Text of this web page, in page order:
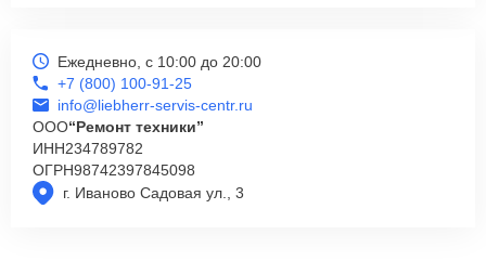
г. Иваново Садовая ул., 3
Ежедневно, с 10:00 до 20:00
+7 (800) 100-91-25
info@liebherr-servis-centr.ru
ООО“Ремонт техники”
ИНН234789782
ОГРН98742397845098